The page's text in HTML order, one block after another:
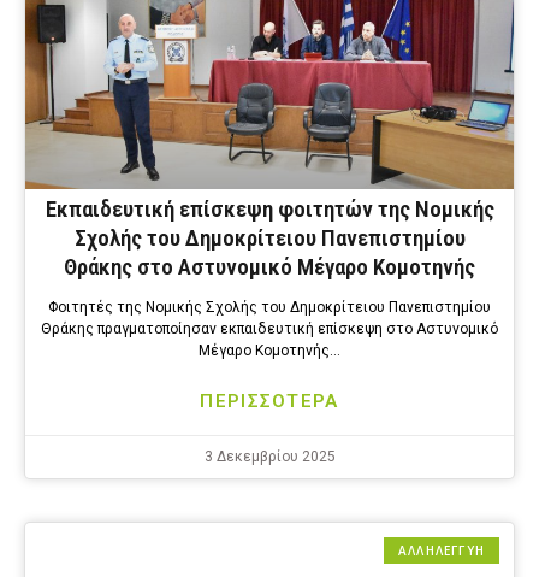
Εκπαιδευτική επίσκεψη φοιτητών της Νομικής
Σχολής του Δημοκρίτειου Πανεπιστημίου
Θράκης στο Αστυνομικό Μέγαρο Κομοτηνής
Φοιτητές της Νομικής Σχολής του Δημοκρίτειου Πανεπιστημίου
Θράκης πραγματοποίησαν εκπαιδευτική επίσκεψη στο Αστυνομικό
Μέγαρο Κομοτηνής…
ΠΕΡΙΣΣΟΤΕΡΑ
3 Δεκεμβρίου 2025
ΑΛΛΗΛΕΓΓΥΗ